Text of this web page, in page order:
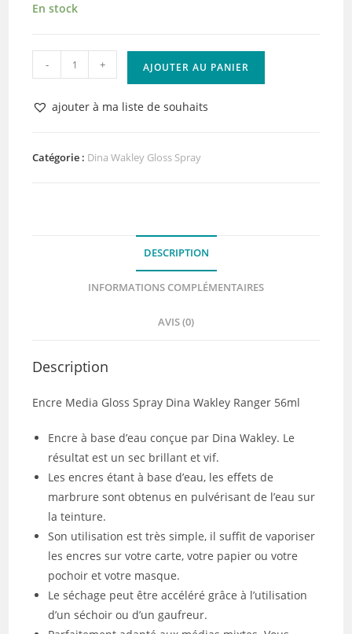
En stock
quantité
de
Ranger
Wakley
- + AJOUTER AU PANIER
ajouter à ma liste de souhaits
Catégorie : Dina Wakley Gloss Spray
DESCRIPTION
INFORMATIONS COMPLÉMENTAIRES
AVIS (0)
Description
Encre Media Gloss Spray Dina Wakley Ranger 56ml
Encre à base d’eau conçue par Dina Wakley. Le
résultat est un sec brillant et vif.
Les encres étant à base d’eau, les effets de
marbrure sont obtenus en pulvérisant de l’eau sur
la teinture.
Son utilisation est très simple, il suffit de vaporiser
les encres sur votre carte, votre papier ou votre
pochoir et votre masque.
Le séchage peut être accéléré grâce à l’utilisation
d’un séchoir ou d’un gaufreur.